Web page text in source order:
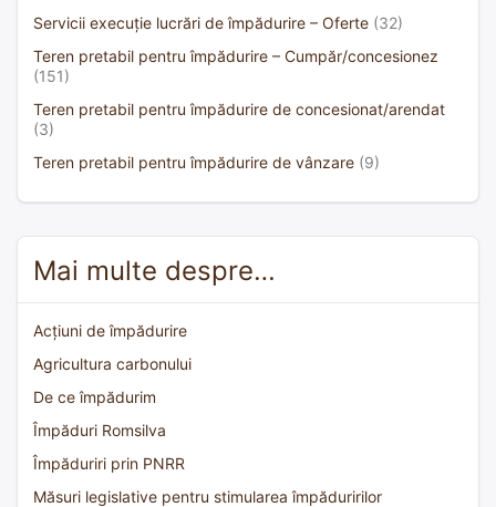
Servicii execuție lucrări de împădurire – Oferte (32)
Teren pretabil pentru împădurire – Cumpăr/concesionez
(151)
Teren pretabil pentru împădurire de concesionat/arendat
(3)
Teren pretabil pentru împădurire de vânzare (9)
Mai multe despre…
Acțiuni de împădurire
Agricultura carbonului
De ce împădurim
Împăduri Romsilva
Împăduriri prin PNRR
Măsuri legislative pentru stimularea împăduririlor